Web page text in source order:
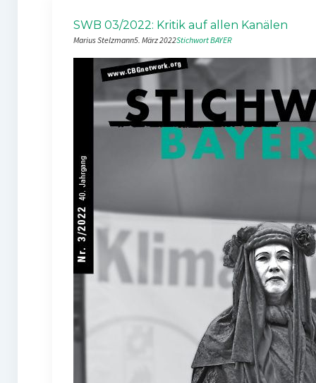
SWB 03/2022: Kritik auf allen Kanälen
Marius Stelzmann5. März 2022Stichwort BAYER